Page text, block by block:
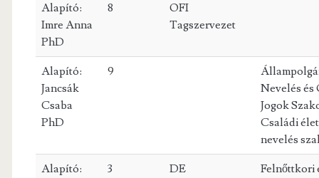
Alapító:
Imre Anna
PhD
8
OFI
Tagszervezet
Alapító:
Jancsák
Csaba
PhD
9
Nevelés és
Jogok
Családi
nevelés
Alapító:
3
DE
Felnőttkori